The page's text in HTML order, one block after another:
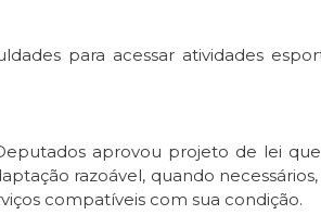
para acessar atividades
aprovou projeto de lei
razoável, quando
compatíveis com sua condição.